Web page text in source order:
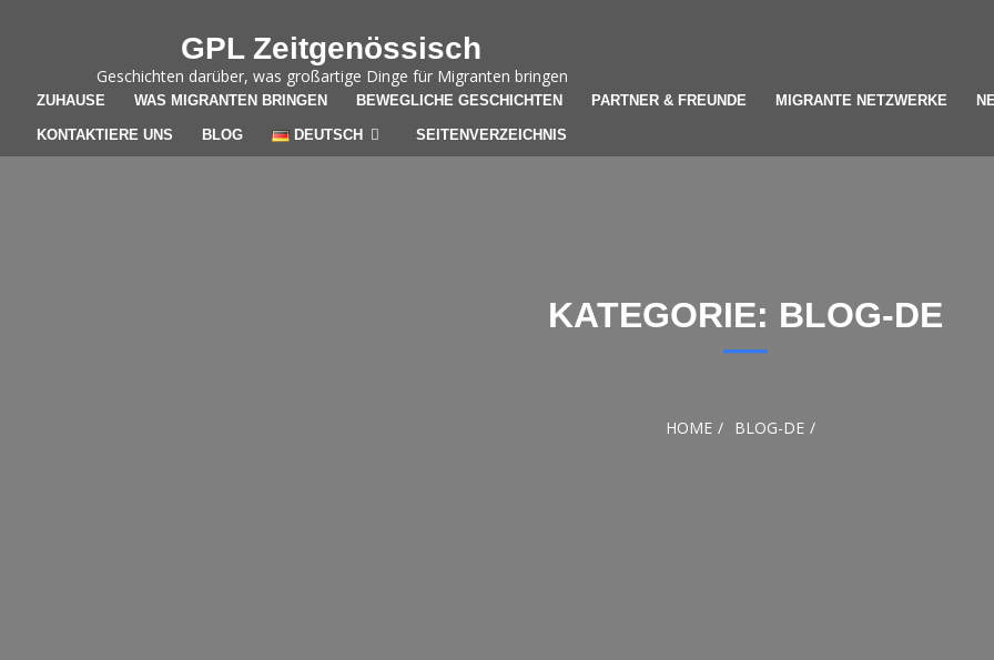
GPL Zeitgenössisch
Geschichten darüber, was großartige Dinge für Migranten bringen
ZUHAUSE WAS MIGRANTEN BRINGEN BEWEGLICHE GESCHICHTEN PARTNER & FREUNDE MIGRANTE NETZWERKE
KONTAKTIERE UNS BLOG DEUTSCH SEITENVERZEICHNIS
KATEGORIE: BLOG-DE
HOME BLOG-DE